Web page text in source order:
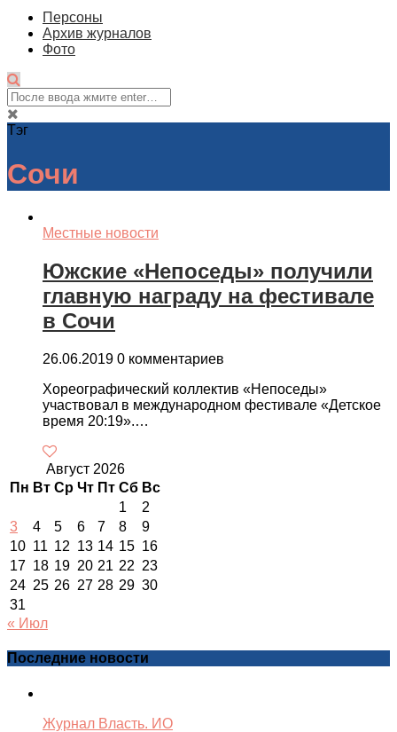
Персоны
Архив журналов
Фото
Тэг
Сочи
Местные новости
Южские «Непоседы» получили
главную награду на фестивале
в Сочи
26.06.2019 0 комментариев
Хореографический коллектив «Непоседы»
участвовал в международном фестивале «Детское
время 20:19».…
Август 2026
Пн Вт Ср Чт Пт Сб Вс
1
2
3
4 5 6 7 8
9
10 11 12 13 14 15 16
17 18 19 20 21 22 23
24 25 26 27 28 29 30
31
« Июл
Последние новости
Журнал Власть. ИО